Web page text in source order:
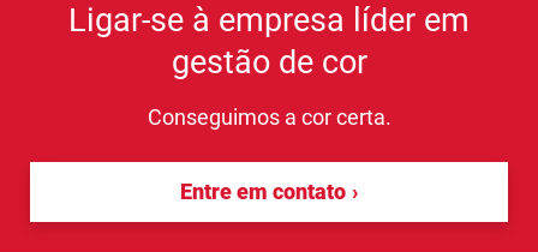
Ligar-se à empresa líder em
gestão de cor
Conseguimos a cor certa.
Entre em contato